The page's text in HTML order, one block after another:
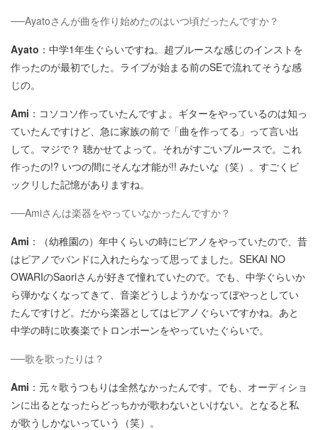
──Ayatoさんが曲を作り始めたのはいつ頃だったんですか？
Ayato ：中学1年生ぐらいですね。超ブルースな感じのインストを
作ったのが最初でした。ライブが始まる前のSEで流れてそうな感
じの。
Ami ：コソコソ作っていたんですよ。ギターをやっているのは知っ
ていたんですけど、急に家族の前で「曲を作ってる」って言い出
して。マジで？ 聴かせてよって。それがすごいブルースで。これ
作ったの!? いつの間にそんな才能が!! みたいな（笑）。すごくビ
ックリした記憶がありますね。
──Amiさんは楽器をやっていなかったんですか？
Ami ：（幼稚園の）年中くらいの時にピアノをやっていたので、昔
はピアノでバンドに入れたらなって思ってました。SEKAI NO
OWARIのSaoriさんが好きで憧れていたので。でも、中学ぐらいか
ら弾かなくなってきて、音楽どうしようかなってぼやっとしてい
たんですけど。だから楽器としてはピアノぐらいですかね。あと
中学の時に吹奏楽でトロンボーンをやっていたぐらいで。
──歌を歌ったりは？
Ami ：元々歌うつもりは全然なかったんです。でも、オーディショ
ンに出るとなったらどっちかが歌わないといけない。となると私
が歌うしかないっていう（笑）。